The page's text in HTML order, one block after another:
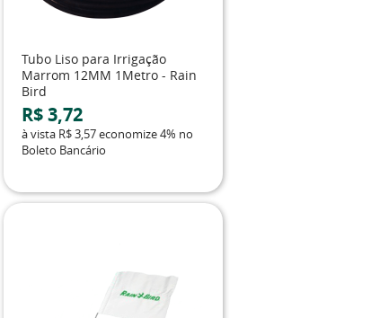
Tubo Liso para Irrigação
Marrom 12MM 1Metro - Rain
Bird
R$ 3,72
à vista R$ 3,57economize4% no
Boleto Bancário